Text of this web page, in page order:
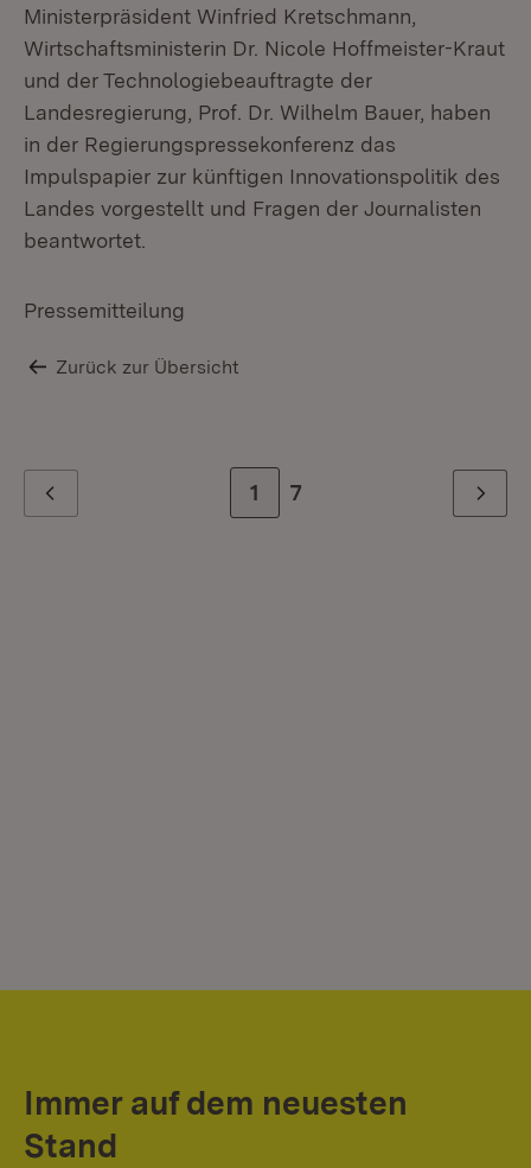
Ministerpräsident Winfried Kretschmann,
Wirtschaftsministerin Dr. Nicole Hoffmeister-Kraut
und der Technologiebeauftragte der
Landesregierung, Prof. Dr. Wilhelm Bauer, haben
in der Regierungspressekonferenz das
Impulspapier zur künftigen Innovationspolitik des
Landes vorgestellt und Fragen der Journalisten
beantwortet.
Pressemitteilung
Zurück zur Übersicht
Zur Seite
1 Zur letzten Seite
7 Weiter
Immer auf dem neuesten
Stand